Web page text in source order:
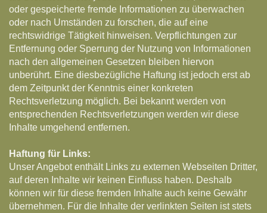
oder gespeicherte fremde Informationen zu überwachen
oder nach Umständen zu forschen, die auf eine
rechtswidrige Tätigkeit hinweisen. Verpflichtungen zur
Entfernung oder Sperrung der Nutzung von Informationen
nach den allgemeinen Gesetzen bleiben hiervon
unberührt. Eine diesbezügliche Haftung ist jedoch erst ab
dem Zeitpunkt der Kenntnis einer konkreten
Rechtsverletzung möglich. Bei bekannt werden von
entsprechenden Rechtsverletzungen werden wir diese
Inhalte umgehend entfernen.
Haftung für Links:
Unser Angebot enthält Links zu externen Webseiten Dritter,
auf deren Inhalte wir keinen Einfluss haben. Deshalb
können wir für diese fremden Inhalte auch keine Gewähr
übernehmen. Für die Inhalte der verlinkten Seiten ist stets